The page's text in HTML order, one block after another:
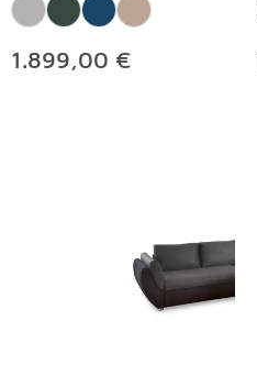
1.899,00 €